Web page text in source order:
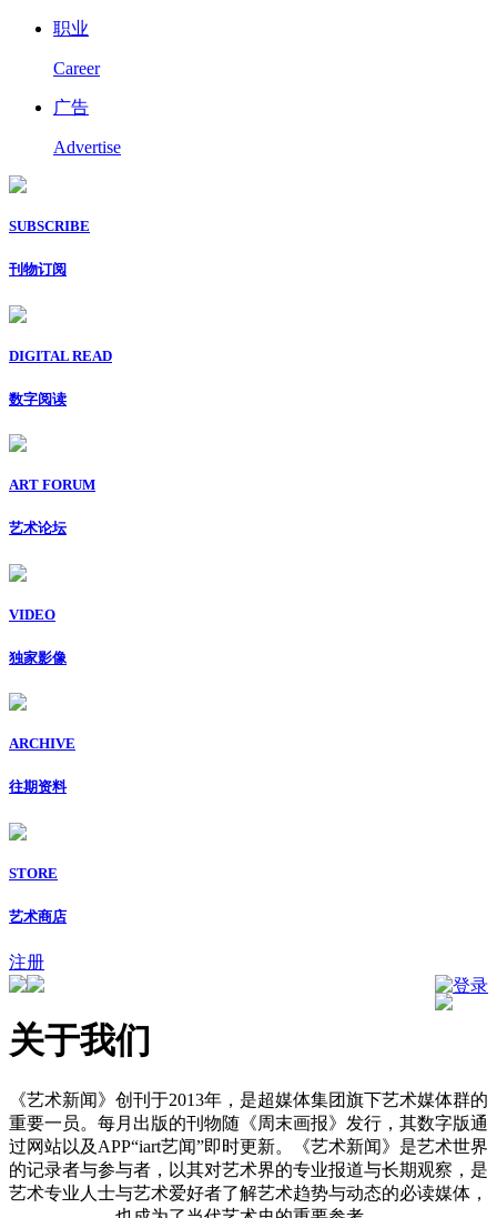
职业
Career
广告
Advertise
SUBSCRIBE
刊物订阅
DIGITAL READ
数字阅读
ART FORUM
艺术论坛
VIDEO
独家影像
ARCHIVE
往期资料
STORE
艺术商店
注册
登录
关于我们
《艺术新闻》创刊于2013年，是超媒体集团旗下艺术媒体群的
重要一员。每月出版的刊物随《周末画报》发行，其数字版通
过网站以及APP“iart艺闻”即时更新。《艺术新闻》是艺术世界
的记录者与参与者，以其对艺术界的专业报道与长期观察，是
艺术专业人士与艺术爱好者了解艺术趋势与动态的必读媒体，